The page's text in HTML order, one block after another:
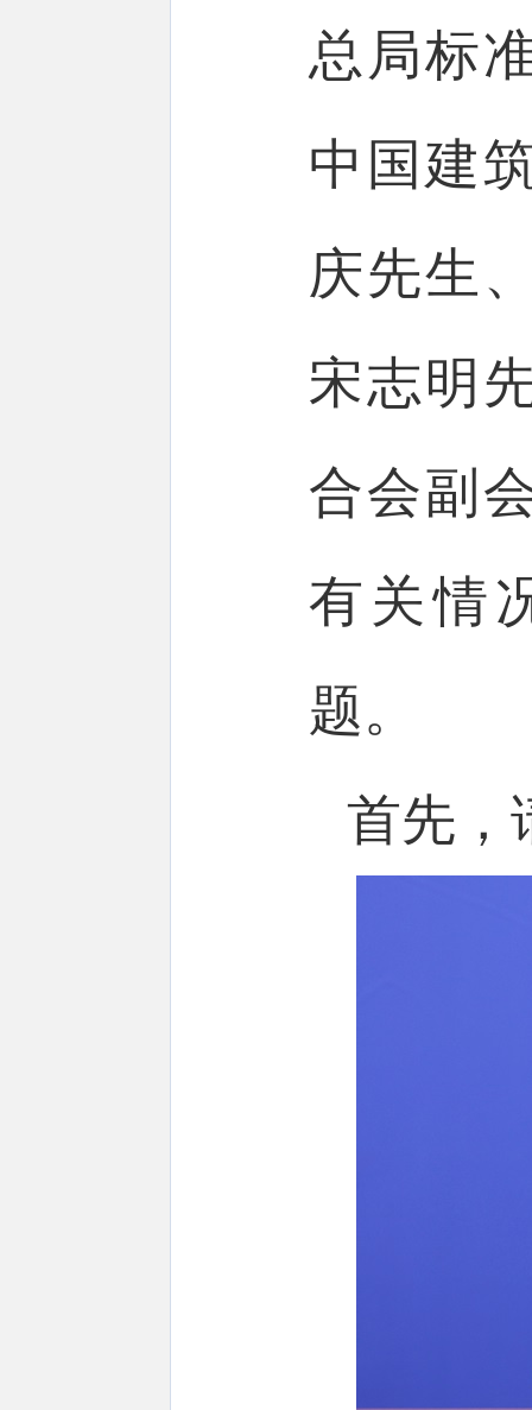
总局标
中国建
庆先生
宋志明
合会副
有关情
题。
首先，